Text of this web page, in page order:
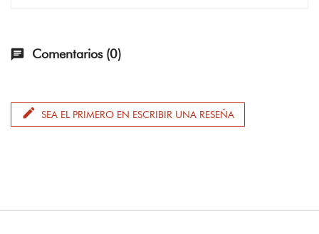
chat Comentarios (0)
edit SEA EL PRIMERO EN ESCRIBIR UNA RESEÑA